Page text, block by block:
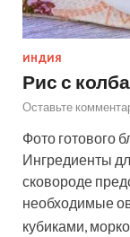
ИНДИЯ
Рис с
Оставьте
Фото готового
Ингредиенты
сковороде
необходимые
кубиками,